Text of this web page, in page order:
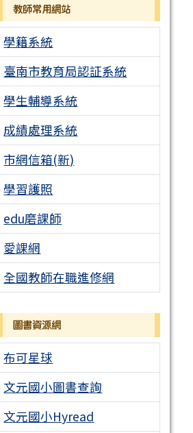
教師常用網站
學籍系統
臺南市教育局認証系統
學生輔導系統
成績處理系統
市網信箱(新)
學習護照
edu磨課師
愛課網
全國教師在職進修網
圖書資源網
布可星球
文元國小圖書查詢
文元國小Hyread